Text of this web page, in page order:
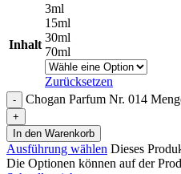
Inhalt
3ml
15ml
30ml
70ml
Zurücksetzen
Chogan Parfum Nr. 014
In den Warenkorb
Ausführung wählen Dieses
Die Optionen können auf der